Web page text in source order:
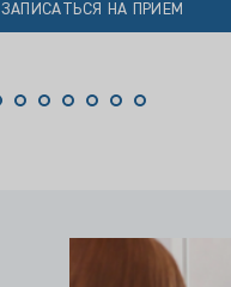
ЗАПИСАТЬСЯ НА ПРИЕМ